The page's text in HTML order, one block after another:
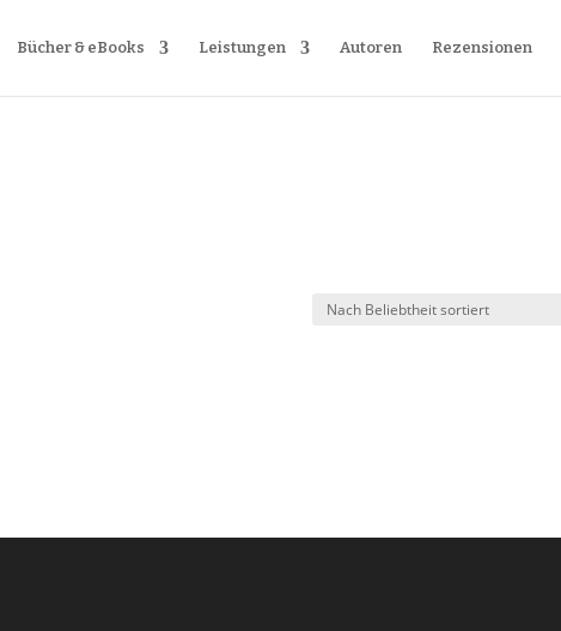
Bücher & eBooks Leistungen Autoren Rezensionen